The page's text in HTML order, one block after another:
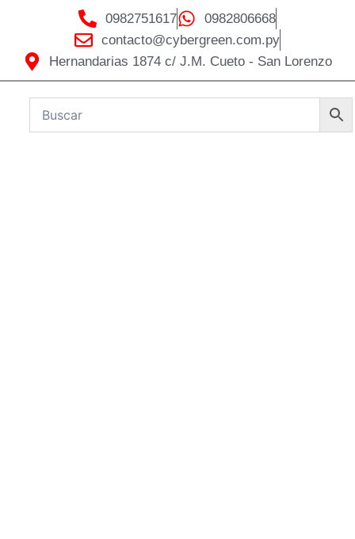
0982751617
0982806668
contacto@cybergreen.com.py
Hernandarias 1874 c/ J.M. Cueto - San Lorenzo